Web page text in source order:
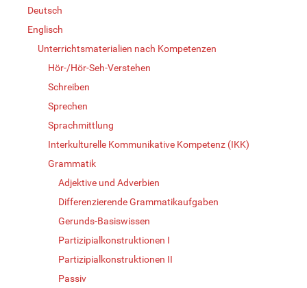
Deutsch
Englisch
Unterrichtsmaterialien nach Kompetenzen
Hör-/Hör-Seh-Verstehen
Schreiben
Sprechen
Sprachmittlung
Interkulturelle Kommunikative Kompetenz (IKK)
Grammatik
Adjektive und Adverbien
Differenzierende Grammatikaufgaben
Gerunds-Basiswissen
Partizipialkonstruktionen I
Partizipialkonstruktionen II
Passiv